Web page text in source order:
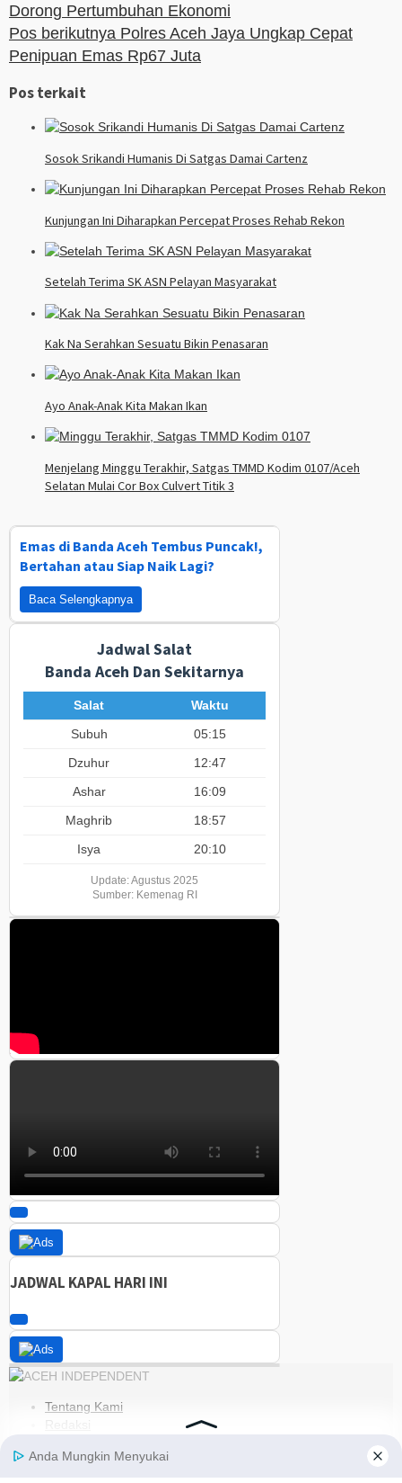
Dorong Pertumbuhan Ekonomi
Pos berikutnya Polres Aceh Jaya Ungkap Cepat
Penipuan Emas Rp67 Juta
Pos terkait
Sosok Srikandi Humanis Di Satgas Damai Cartenz
Kunjungan Ini Diharapkan Percepat Proses Rehab Rekon
Setelah Terima SK ASN Pelayan Masyarakat
Kak Na Serahkan Sesuatu Bikin Penasaran
Ayo Anak-Anak Kita Makan Ikan
Menjelang Minggu Terakhir, Satgas TMMD Kodim 0107/Aceh
Selatan Mulai Cor Box Culvert Titik 3
Emas di Banda Aceh Tembus Puncak!,
Bertahan atau Siap Naik Lagi?
Baca Selengkapnya
Jadwal Salat
Banda Aceh Dan Sekitarnya
Salat
Waktu
Subuh
05:15
Dzuhur
12:47
Ashar
16:09
Maghrib
18:57
Isya
20:10
Update: Agustus 2025
Sumber: Kemenag RI
JADWAL KAPAL HARI INI
Tentang Kami
Redaksi
Pedoman Media Siber